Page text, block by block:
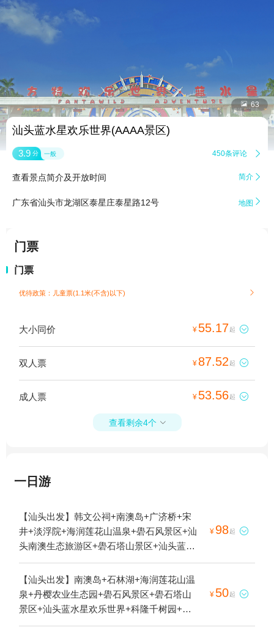
 63
汕头蓝水星欢乐世界(AAAA景区)
3.9 分 一般 450条评论 
查看景点简介及开放时间 简介 
广东省汕头市龙湖区泰星庄泰星路12号 地图 
门票
门票
优待政策：儿童票(1.1米(不含)以下) 
大小同价 ¥ 55.17起 
双人票 ¥ 87.52 起 
成人票 ¥ 53.56起 
查看剩余4个 
一日游
【汕头出发】韩文公祠+南澳岛+广济桥+宋
井+淡浮院+海润莲花山温泉+礐石风景区+汕
头南澳生态旅游区+礐石塔山景区+汕头蓝水
星欢乐世界+金银岛+青澳湾+总兵府+潮州古
城+汕头鸿力水上乐园+中海黄金海岸水上乐
园+汕头本地玩乐+南澳北回归线标志自然之
门+南澳大桥+汕头小公园+狮子城文化创意
¥ 98起 
【汕头出发】南澳岛+石林湖+海润莲花山温
泉+丹樱农业生态园+礐石风景区+礐石塔山
景区+汕头蓝水星欢乐世界+科隆千树园+绿
梦欢乐世界+中海黄金海岸水上乐园+汕头小
¥ 50起 